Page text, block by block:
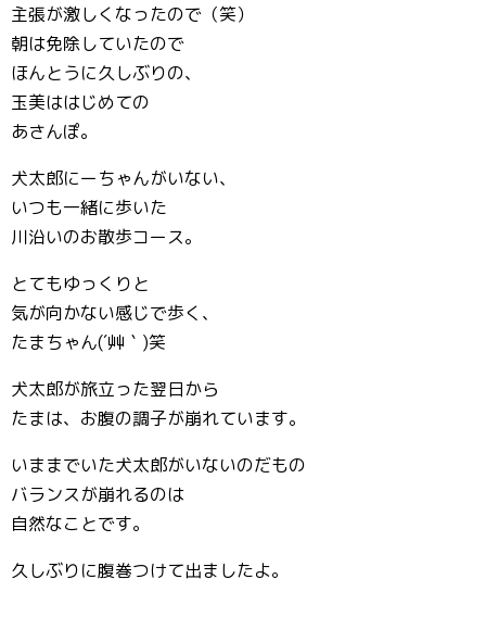
主張が激しくなったので（笑）
朝は免除していたので
ほんとうに久しぶりの、
玉美ははじめての
あさんぽ。
犬太郎にーちゃんがいない、
いつも一緒に歩いた
川沿いのお散歩コース。
とてもゆっくりと
気が向かない感じで歩く、
たまちゃん(´艸｀)笑
犬太郎が旅立った翌日から
たまは、お腹の調子が崩れています。
いままでいた犬太郎がいないのだもの
バランスが崩れるのは
自然なことです。
久しぶりに腹巻つけて出ましたよ。